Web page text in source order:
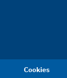
Cookies